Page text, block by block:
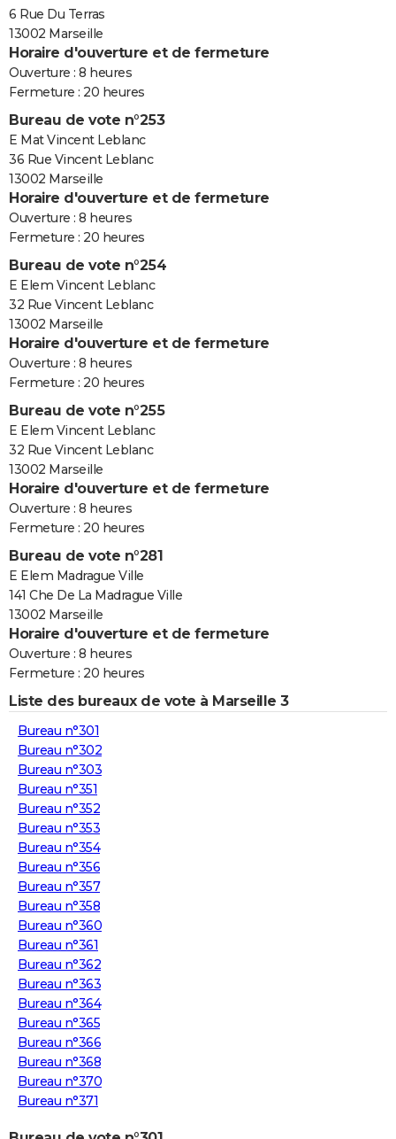
6 Rue Du Terras
13002 Marseille
Horaire d'ouverture et de fermeture
Ouverture : 8 heures
Fermeture : 20 heures
Bureau de vote n°253
E Mat Vincent Leblanc
36 Rue Vincent Leblanc
13002 Marseille
Horaire d'ouverture et de fermeture
Ouverture : 8 heures
Fermeture : 20 heures
Bureau de vote n°254
E Elem Vincent Leblanc
32 Rue Vincent Leblanc
13002 Marseille
Horaire d'ouverture et de fermeture
Ouverture : 8 heures
Fermeture : 20 heures
Bureau de vote n°255
E Elem Vincent Leblanc
32 Rue Vincent Leblanc
13002 Marseille
Horaire d'ouverture et de fermeture
Ouverture : 8 heures
Fermeture : 20 heures
Bureau de vote n°281
E Elem Madrague Ville
141 Che De La Madrague Ville
13002 Marseille
Horaire d'ouverture et de fermeture
Ouverture : 8 heures
Fermeture : 20 heures
Liste des bureaux de vote à Marseille 3
Bureau n°301
Bureau n°302
Bureau n°303
Bureau n°351
Bureau n°352
Bureau n°353
Bureau n°354
Bureau n°356
Bureau n°357
Bureau n°358
Bureau n°360
Bureau n°361
Bureau n°362
Bureau n°363
Bureau n°364
Bureau n°365
Bureau n°366
Bureau n°368
Bureau n°370
Bureau n°371